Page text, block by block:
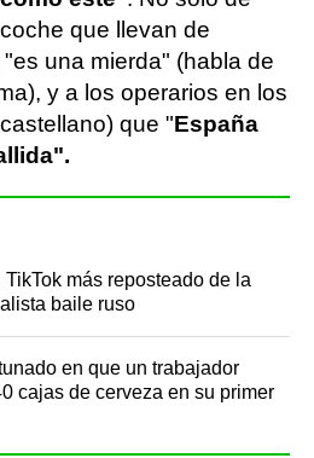
que llevan de
una mierda" (habla de
y a los operarios en los
que "España
más reposteado de la
baile ruso
en que un trabajador
cajas de cerveza en su primer